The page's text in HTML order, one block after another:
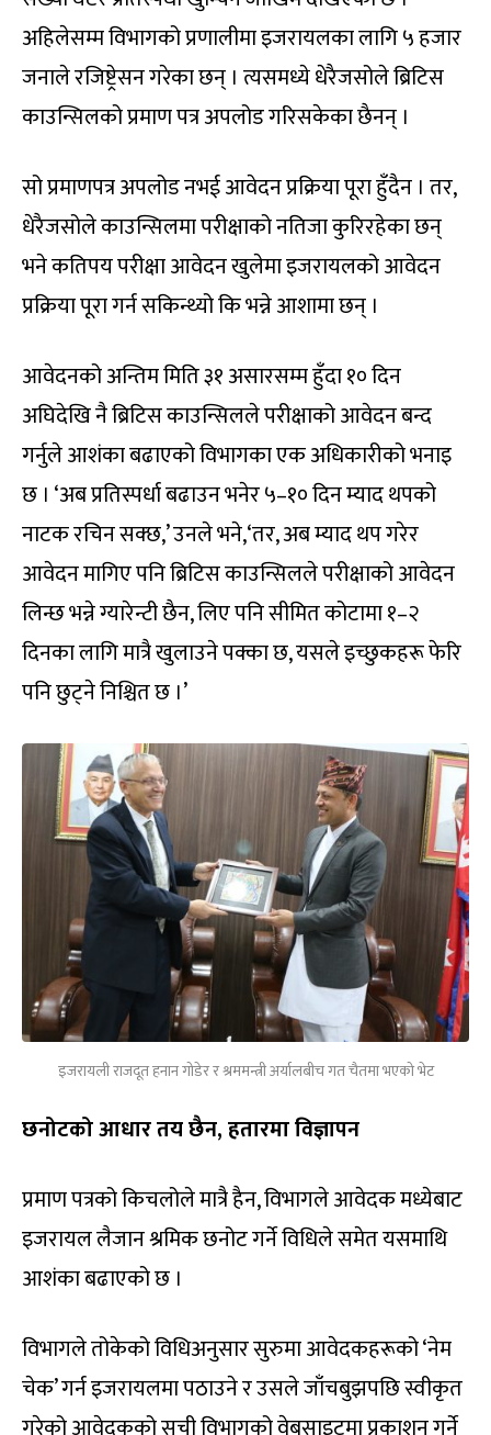
अहिलेसम्म विभागको प्रणालीमा इजरायलका लागि ५ हजार
जनाले रजिष्ट्रेसन गरेका छन् । त्यसमध्ये धेरैजसोले ब्रिटिस
काउन्सिलको प्रमाण पत्र अपलोड गरिसकेका छैनन् ।
सो प्रमाणपत्र अपलोड नभई आवेदन प्रक्रिया पूरा हुँदैन । तर,
धेरैजसोले काउन्सिलमा परीक्षाको नतिजा कुरिरहेका छन्
भने कतिपय परीक्षा आवेदन खुलेमा इजरायलको आवेदन
प्रक्रिया पूरा गर्न सकिन्थ्यो कि भन्ने आशामा छन् ।
आवेदनको अन्तिम मिति ३१ असारसम्म हुँदा १० दिन
अघिदेखि नै ब्रिटिस काउन्सिलले परीक्षाको आवेदन बन्द
गर्नुले आशंका बढाएको विभागका एक अधिकारीको भनाइ
छ । ‘अब प्रतिस्पर्धा बढाउन भनेर ५–१० दिन म्याद थपको
नाटक रचिन सक्छ,’ उनले भने,‘तर, अब म्याद थप गरेर
आवेदन मागिए पनि ब्रिटिस काउन्सिलले परीक्षाको आवेदन
लिन्छ भन्ने ग्यारेन्टी छैन, लिए पनि सीमित कोटामा १–२
दिनका लागि मात्रै खुलाउने पक्का छ, यसले इच्छुकहरू फेरि
पनि छुट्ने निश्चित छ ।’
इजरायली राजदूत हनान गोडेर र श्रममन्त्री अर्यालबीच गत चैतमा भएको भेट
छनोटको आधार तय छैन, हतारमा विज्ञापन
प्रमाण पत्रको किचलोले मात्रै हैन, विभागले आवेदक मध्येबाट
इजरायल लैजान श्रमिक छनोट गर्ने विधिले समेत यसमाथि
आशंका बढाएको छ ।
विभागले तोकेको विधिअनुसार सुरुमा आवेदकहरूको ‘नेम
चेक’ गर्न इजरायलमा पठाउने र उसले जाँचबुझपछि स्वीकृत